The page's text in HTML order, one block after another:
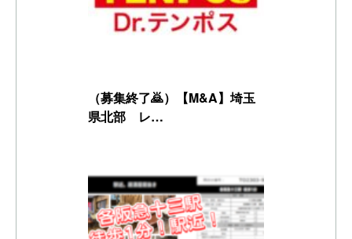
（募集終了🙇）【M&A】埼玉
県北部 レ…